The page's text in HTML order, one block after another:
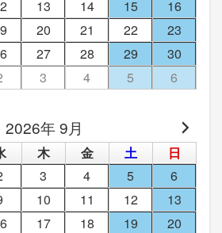
13 14 15
16
20 21 22
23
27 28 29
30
3 4 5 6
2026年 9月
木 金 土
日
3 4 5
6
10 11 12
13
17 18 19
20